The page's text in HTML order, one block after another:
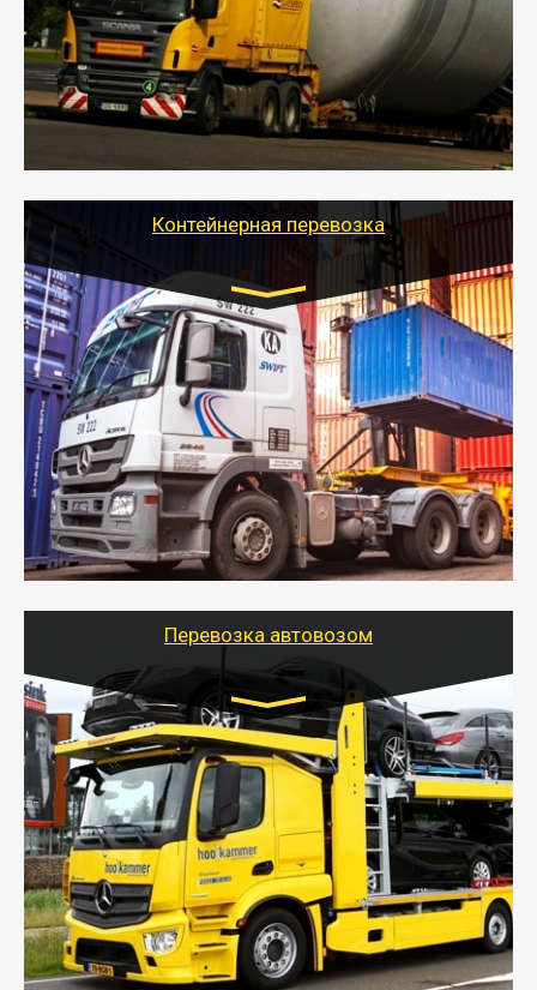
- Перевозка техники и негабаритных грузов
осуществляется после получения разрешения на
перевозку (обычно 7-14 дней).
- Тайгер Логистик в короткие сроки поможет вам
качественно и безопасно перевезти негабаритные
грузы по всей России тралом, манипулятором и
другим транспортом и подобрать оптимальный
Контейнерная перевозка
Цена за км. Рассчитывается
индивидуально
- Контейнерные грузоперевозки на специальном
оборудованном транспорте быстро, качественно и
безопасно.
- Наша транспортная компания поможет
организовать доставку в порт и из порта
стандартных контейнеров на контейнеровозе,
шаландах и площадках (открытых кузовах),
используя надежные крепления.
Перевозка автовозом
Цена за км. Рассчитывается
индивидуально
- Перевозка автовозом от Тайгер Логистик – это
быстрый и безопасный способ доставить несколько
легковых автомобилей за одну поездку в другой
город.
- Наша транспортная компания организует доставку
машин автовозом, подобрав оптимальный маршрут с
учетом всех особенности по пути следования.